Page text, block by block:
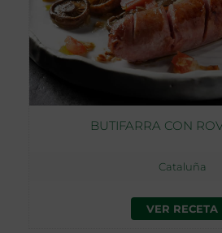
BUTIFARRA CON
Cataluña
VER RECETA